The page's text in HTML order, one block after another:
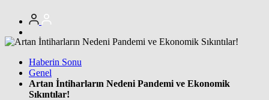
Haberin Sonu
Genel
Artan İntiharların Nedeni Pandemi ve Ekonomik
Sıkıntılar!